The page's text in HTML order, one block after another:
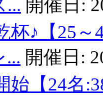
... 開催日:
杯♪【25
... 開催日:
始【24名